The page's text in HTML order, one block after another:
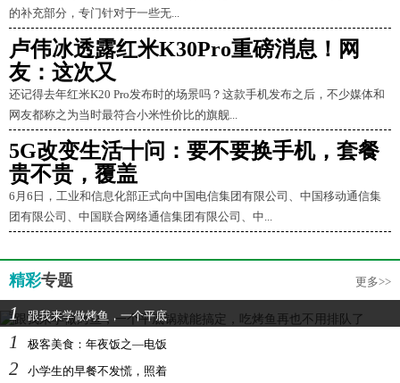
的补充部分，专门针对于一些无...
卢伟冰透露红米K30Pro重磅消息！网
友：这次又
还记得去年红米K20 Pro发布时的场景吗？这款手机发布之后，不少媒体和
网友都称之为当时最符合小米性价比的旗舰...
5G改变生活十问：要不要换手机，套餐
贵不贵，覆盖
6月6日，工业和信息化部正式向中国电信集团有限公司、中国移动通信集
团有限公司、中国联合网络通信集团有限公司、中...
精彩专题 更多>>
1 跟我来学做烤鱼，一个平底
1 极客美食：年夜饭之—电饭
2 小学生的早餐不发慌，照着